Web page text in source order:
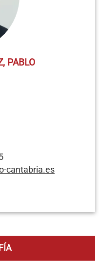
PABLO
cantabria.es